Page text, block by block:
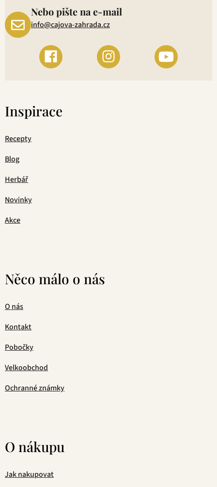
Nebo pište na e-mail
info@cajova-zahrada.cz
Inspirace
Recepty
Blog
Herbář
Novinky
Akce
Něco málo o nás
O nás
Kontakt
Pobočky
Velkoobchod
Ochranné známky
O nákupu
Jak nakupovat